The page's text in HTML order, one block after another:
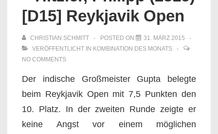
[D15] Reykjavik Open
CHRISTIAN SCHMITT POSTED ON
31. MÄRZ 2015
VERÖFFENTLICHT IN KOMBINATION DES MONATS
NO COMMENTS
Der indische Großmeister Gupta belegte
beim Reykjavik Open mit 7,5 Punkten den
10. Platz. In der zweiten Runde zeigte er
keine Angst vor einem möglichen